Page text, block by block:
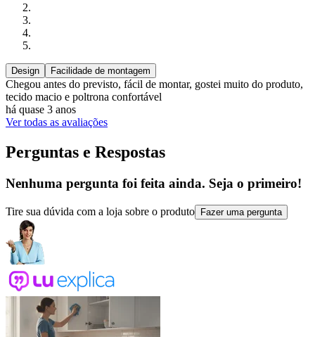
Design Facilidade de montagem
Chegou antes do previsto, fácil de montar, gostei muito do produto,
tecido macio e poltrona confortável
há quase 3 anos
Ver todas as avaliações
Perguntas e Respostas
Nenhuma pergunta foi feita ainda. Seja o primeiro!
Tire sua dúvida com a loja sobre o produto Fazer uma pergunta